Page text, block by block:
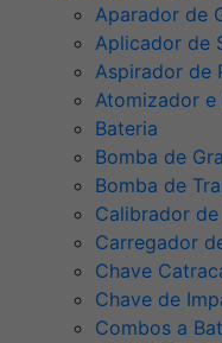
Aparador de
Aplicador de
Aspirador de
Atomizador e
Bateria
Bomba de
Bomba de
Calibrador de
Carregador
Chave
Chave de
Combos a